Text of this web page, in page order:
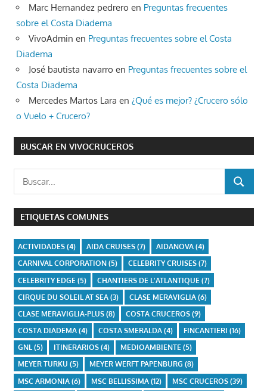
Marc Hernandez pedrero en Preguntas frecuentes
sobre el Costa Diadema
VivoAdmin en Preguntas frecuentes sobre el Costa
Diadema
José bautista navarro en Preguntas frecuentes sobre el
Costa Diadema
Mercedes Martos Lara en ¿Qué es mejor? ¿Crucero sólo
o Vuelo + Crucero?
BUSCAR EN VIVOCRUCEROS
Buscar:
BUSCAR
ETIQUETAS COMUNES
ACTIVIDADES(4) AIDA CRUISES(7) AIDANOVA(4)
CARNIVAL CORPORATION(5) CELEBRITY CRUISES(7)
CELEBRITY EDGE (5) CHANTIERS DE L'ATLANTIQUE (7)
CIRQUE DU SOLEIL AT SEA(3) CLASE MERAVIGLIA(6)
CLASE MERAVIGLIA-PLUS(8) COSTA CRUCEROS(9)
COSTA DIADEMA(4) COSTA SMERALDA(4) FINCANTIERI (16)
GNL(5) ITINERARIOS(4) MEDIOAMBIENTE(5)
MEYER TURKU (5) MEYER WERFT PAPENBURG (8)
MSC ARMONIA(6) MSC BELLISSIMA(12) MSC CRUCEROS(39)